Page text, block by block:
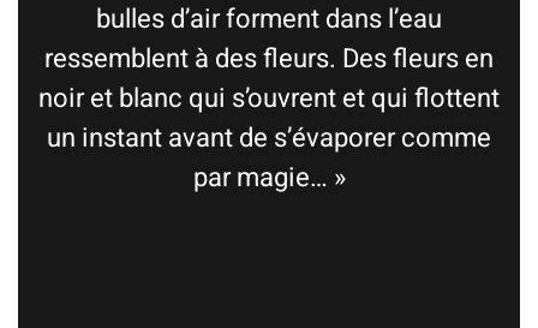
bulles d’air forment dans l’eau
ressemblent à des fleurs. Des fleurs en
noir et blanc qui s’ouvrent et qui flottent
un instant avant de s’évaporer comme
par magie… »